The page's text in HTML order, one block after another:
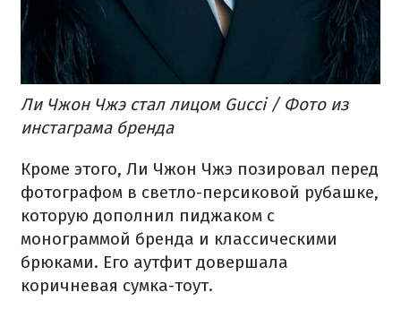
Ли Чжон Чжэ стал лицом Gucci / Фото из
инстаграма бренда
Кроме этого, Ли Чжон Чжэ позировал перед
фотографом в светло-персиковой рубашке,
которую дополнил пиджаком с
монограммой бренда и классическими
брюками. Его аутфит довершала
коричневая сумка-тоут.